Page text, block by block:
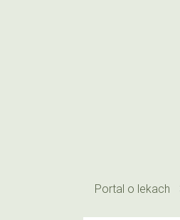
Portal o lekach